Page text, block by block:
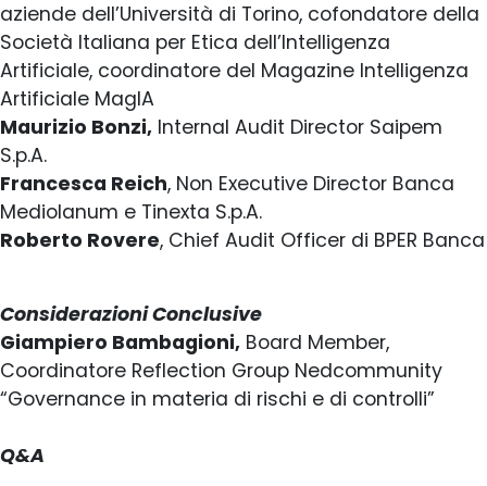
aziende dell’Università di Torino, cofondatore della
Società Italiana per Etica dell’Intelligenza
Artificiale, coordinatore del Magazine Intelligenza
Artificiale MagIA
Maurizio Bonzi, Internal Audit Director Saipem
S.p.A.
Francesca Reich, Non Executive Director Banca
Mediolanum e Tinexta S.p.A.
Roberto Rovere, Chief Audit Officer di BPER Banca
Considerazioni Conclusive
Giampiero Bambagioni, Board Member,
Coordinatore Reflection Group Nedcommunity
“Governance in materia di rischi e di controlli”
Q&A